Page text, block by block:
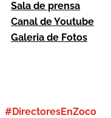
Sala de prensa
Canal de Youtube
Galeria de Fotos
#DirectoresEnZoco